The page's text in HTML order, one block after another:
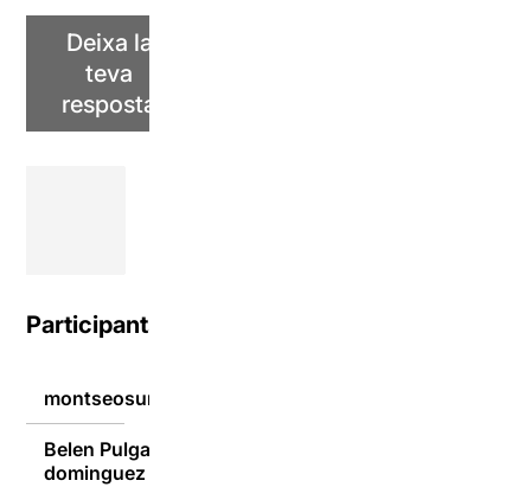
Deixa la
teva
resposta
Participants
montseosuna
Belen Pulgain
dominguez